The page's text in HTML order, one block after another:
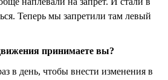
Теперь мы запретили там левый
принимаете вы?
в день, чтобы внести изменения в